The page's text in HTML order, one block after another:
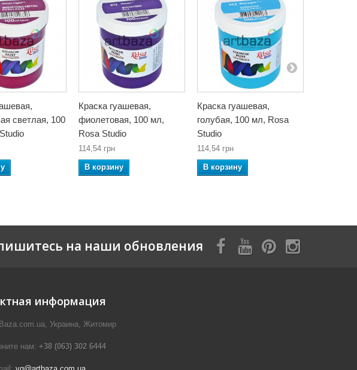
светлая, 100
Краска гуашевая,
фиолетовая, 100 мл,
Rosa Studio
114,54 грн
В корзину
Краска гуашевая,
голубая, 100 мл, Rosa
Studio
114,54 грн
В корзину
на наши обновления
информация
Украина, Житомир
нам: +38 (063) 302 6444